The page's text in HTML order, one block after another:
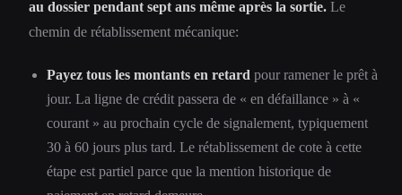
au dossier pendant sept ans même après la sortie. Le
chemin de rétablissement mécanique:
Payez tous les montants en retard pour ramener le prêt à
jour. La ligne de crédit passera de « en défaillance » à «
courant » au prochain cycle de signalement, typiquement
30 à 60 jours plus tard. Le rétablissement de cote à cette
étape est partiel parce que la mention historique de